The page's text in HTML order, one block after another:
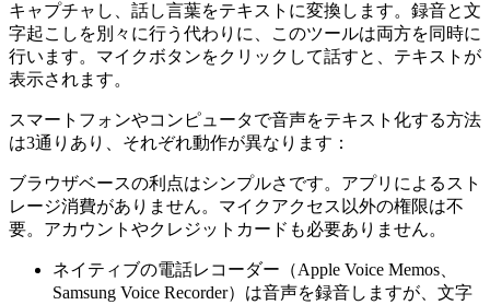
キャプチャし、話し言葉をテキストに変換します。録音と文
字起こしを別々に行う代わりに、このツールは両方を同時に
行います。マイクボタンをクリックして話すと、テキストが
表示されます。
スマートフォンやコンピュータで音声をテキスト化する方法
は3通りあり、それぞれ動作が異なります：
ブラウザベースの利点はシンプルさです。アプリによるスト
レージ消費がありません。マイクアクセス以外の権限は不
要。アカウントやクレジットカードも必要ありません。
ネイティブの電話レコーダー（Apple Voice Memos、
Samsung Voice Recorder）は音声を録音しますが、文字